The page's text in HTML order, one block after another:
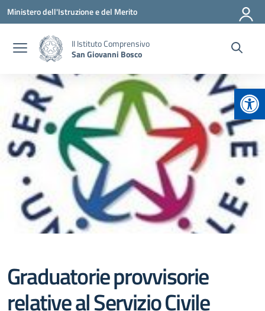
Vai ai contenuti
Vai al menu di navigazione
Vai al footer
Ministero dell'Istruzione e del Merito
II Istituto Comprensivo
San Giovanni Bosco
Graduatorie provvisorie
relative al Servizio Civile